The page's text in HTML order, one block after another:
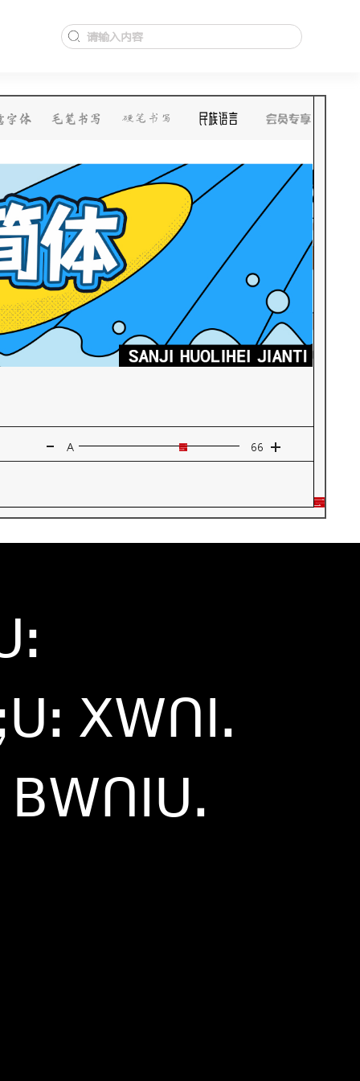
- A 66 +
ꓫꓪꓵꓲꓸ
ꓐꓪꓵꓲꓴꓸ